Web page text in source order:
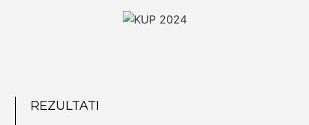
REZULTATI